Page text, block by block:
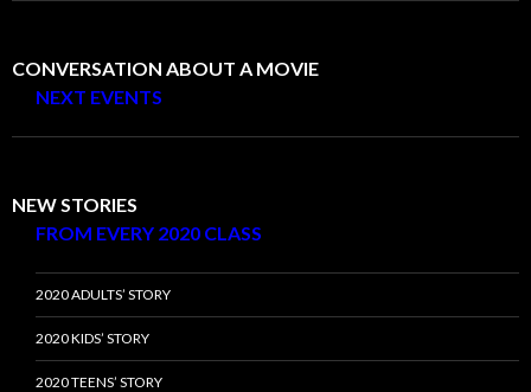
CONVERSATION ABOUT A MOVIE
NEXT EVENTS
NEW STORIES
FROM EVERY 2020 CLASS
2020 ADULTS’ STORY
2020 KIDS’ STORY
2020 TEENS’ STORY